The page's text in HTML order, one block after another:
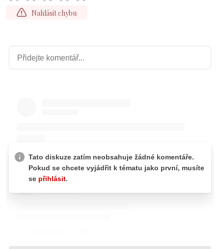
Nahlásit chybu